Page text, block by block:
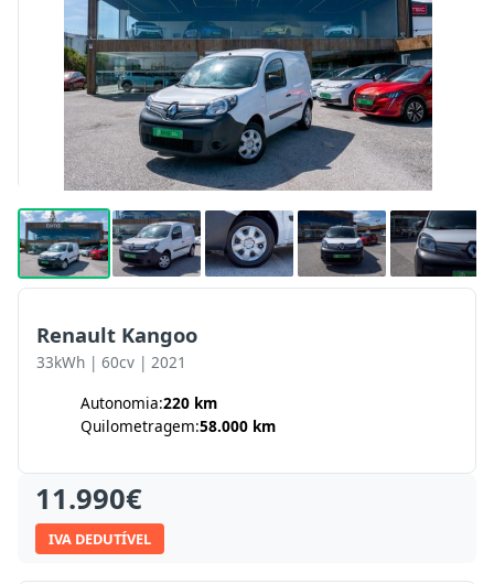
Renault Kangoo
33kWh | 60cv | 2021
Autonomia:220 km
Quilometragem:58.000 km
11.990€
IVA DEDUTÍVEL